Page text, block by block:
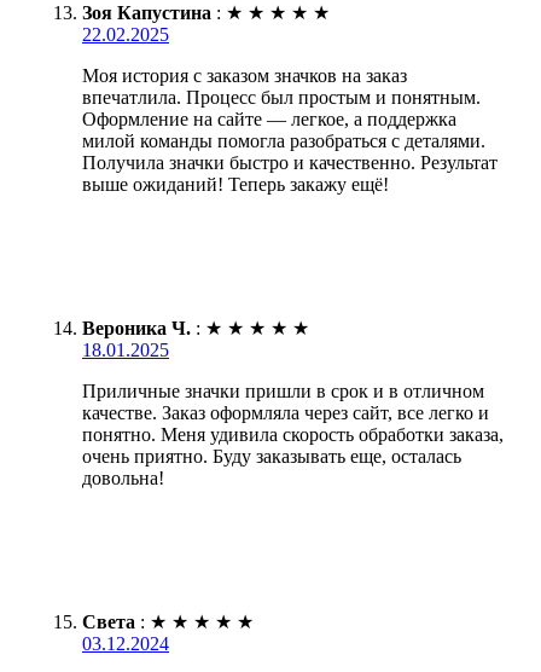
Зоя Капустина : ★ ★ ★ ★ ★
22.02.2025
Моя история с заказом значков на заказ
впечатлила. Процесс был простым и понятным.
Оформление на сайте — легкое, а поддержка
милой команды помогла разобраться с деталями.
Получила значки быстро и качественно. Результат
выше ожиданий! Теперь закажу ещё!
Вероника Ч. : ★ ★ ★ ★ ★
18.01.2025
Приличные значки пришли в срок и в отличном
качестве. Заказ оформляла через сайт, все легко и
понятно. Меня удивила скорость обработки заказа,
очень приятно. Буду заказывать еще, осталась
довольна!
Света : ★ ★ ★ ★ ★
03.12.2024